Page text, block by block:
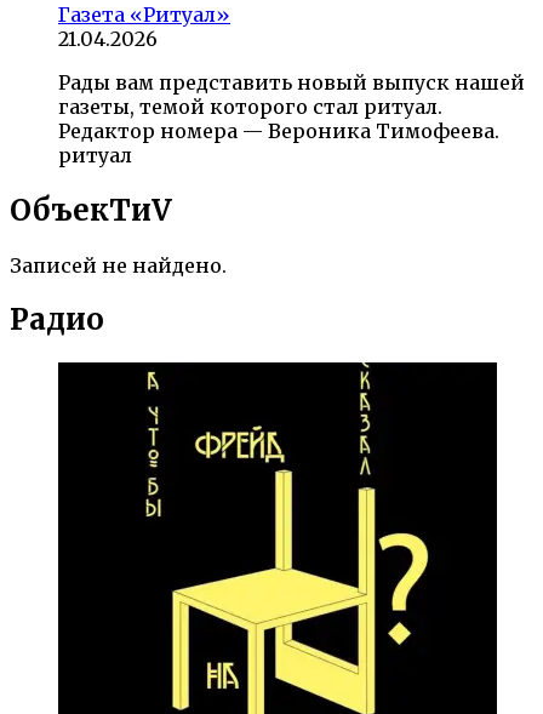
Газета «Ритуал»
21.04.2026
Рады вам представить новый выпуск нашей
газеты, темой которого стал ритуал.
Редактор номера — Вероника Тимофеева.
ритуал
ОбъекTиV
Записей не найдено.
Радио